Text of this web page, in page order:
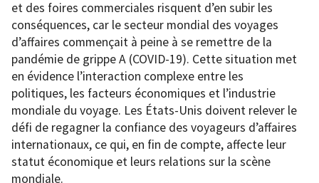
et des foires commerciales risquent d’en subir les
conséquences, car le secteur mondial des voyages
d’affaires commençait à peine à se remettre de la
pandémie de grippe A (COVID-19). Cette situation met
en évidence l’interaction complexe entre les
politiques, les facteurs économiques et l’industrie
mondiale du voyage. Les États-Unis doivent relever le
défi de regagner la confiance des voyageurs d’affaires
internationaux, ce qui, en fin de compte, affecte leur
statut économique et leurs relations sur la scène
mondiale.